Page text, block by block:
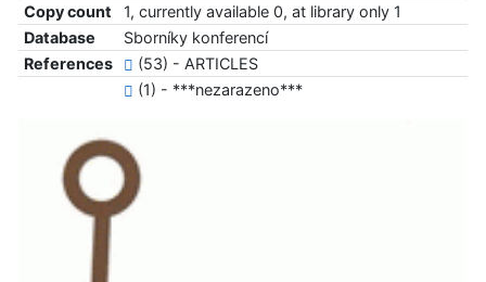
Copy count
1, currently available 0, at library only 1
Database
Sborníky konferencí
References
(53) - ARTICLES
(1) - ***nezarazeno***